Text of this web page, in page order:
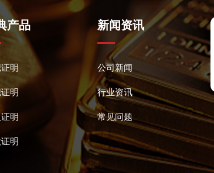
产品
明
明
明
明
新闻资讯
公司新闻
行业资讯
常见问题